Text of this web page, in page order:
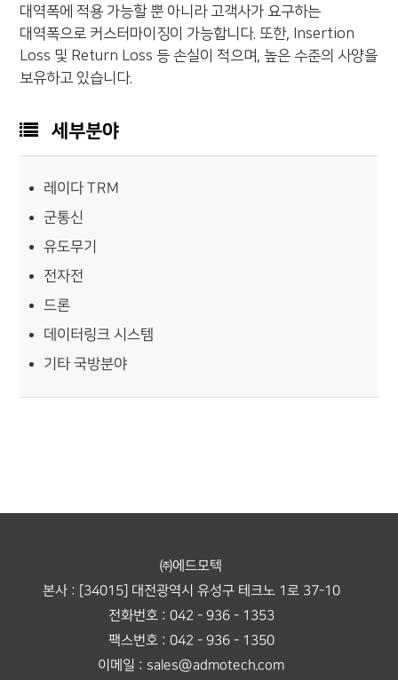
대역폭에 적용 가능할 뿐 아니라 고객사가 요구하는
대역폭으로 커스터마이징이 가능합니다. 또한, Insertion
Loss 및 Return Loss 등 손실이 적으며, 높은 수준의 사양을
보유하고 있습니다.
세부분야
레이다 TRM
군통신
유도무기
전자전
드론
데이터링크 시스템
기타 국방분야
㈜에드모텍
본사 : [34015] 대전광역시 유성구 테크노 1로 37-10
전화번호 : 042 - 936 - 1353
팩스번호 : 042 - 936 - 1350
이메일 : sales@admotech.com